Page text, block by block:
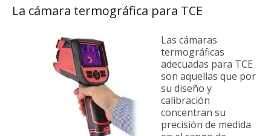
La cámara termográfica para TCE
Las cámaras
termográficas
adecuadas para TCE
son aquellas que por
su diseño y
calibración
concentran su
precisión de medida